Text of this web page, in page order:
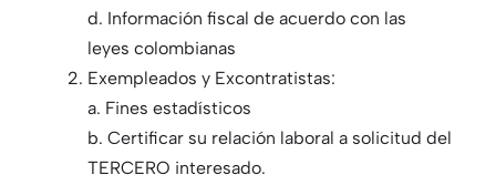
d. Información fiscal de acuerdo con las
leyes colombianas
Exempleados y Excontratistas:
a. Fines estadísticos
b. Certificar su relación laboral a solicitud del
TERCERO interesado.